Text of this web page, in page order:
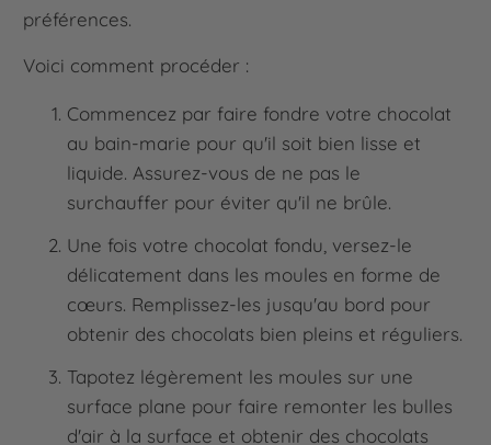
préférences.
Voici comment procéder :
Commencez par faire fondre votre chocolat
au bain-marie pour qu'il soit bien lisse et
liquide. Assurez-vous de ne pas le
surchauffer pour éviter qu'il ne brûle.
Une fois votre chocolat fondu, versez-le
délicatement dans les moules en forme de
cœurs. Remplissez-les jusqu'au bord pour
obtenir des chocolats bien pleins et réguliers.
Tapotez légèrement les moules sur une
surface plane pour faire remonter les bulles
d'air à la surface et obtenir des chocolats